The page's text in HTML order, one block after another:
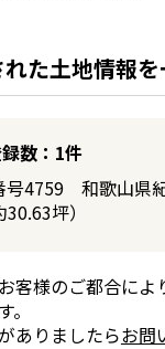
た土地情報
数：1件
号4759 和歌山県
30.63坪）
客様のご都合によ
ありましたらお問